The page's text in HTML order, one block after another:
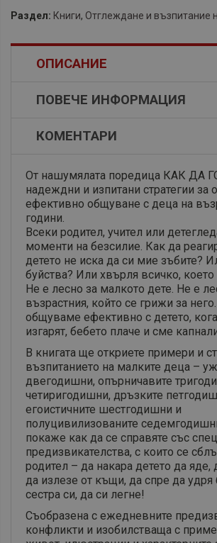
Раздел: Книги, Отглеждане и възпитание
ОПИСАНИЕ
ПОВЕЧЕ ИНФОРМАЦИЯ
КОМЕНТАРИ
От нашумялата поредица КАК ДА
надеждни и изпитани стратегии за
ефективно общуване с деца на
години.
Всеки родител, учител или
моменти на безсилие. Как да
детето не иска да си мие зъбите?
буйства? Или хвърля всичко,
Не е лесно за малкото дете. Не е
възрастния, който се грижи за
общуваме ефективно с детето,
изгарят, бебето плаче и сме
В книгата ще откриете примери и
възпитанието на малките деца –
двегодишни, опърничавите
четиригодишни, дръзките
егоистичните шестгодишни и
полуцивилизованите
покаже как да се справяте със
предизвикателства, с които се
родител – да накара детето да яде,
да излезе от къщи, да спре да удря
сестра си, да си легне!
Съобразена с ежедневните
конфликти и изобилстваща с